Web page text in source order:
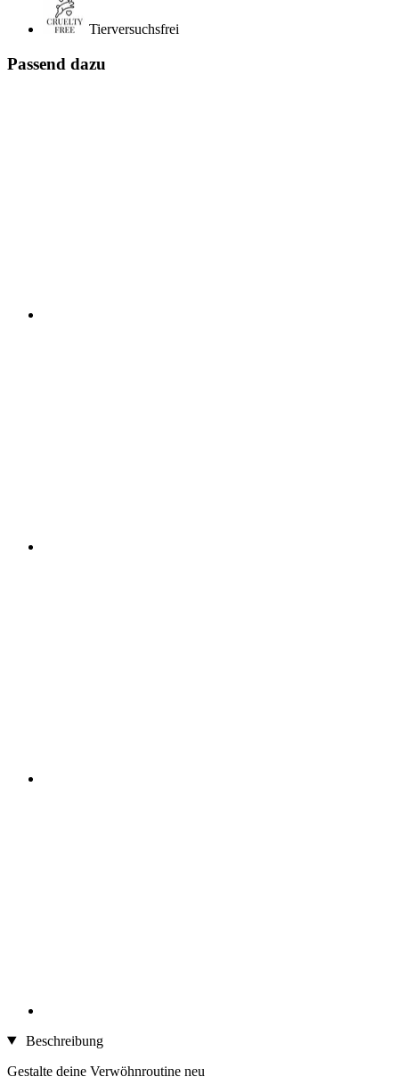
Tierversuchsfrei
Passend dazu
Beschreibung
Gestalte deine Verwöhnroutine neu